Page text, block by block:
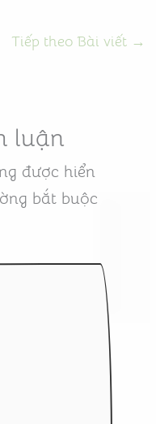
Tiếp theo Bài viết →
luận
được hiển
bắt buộc